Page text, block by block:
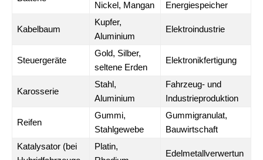
Nickel, Mangan
Energiespeicher
Kabelbaum
Kupfer,
Aluminium
Elektroindustrie
Steuergeräte
Gold, Silber,
seltene Erden
Elektronikfertigung
Karosserie
Stahl,
Aluminium
Fahrzeug- und
Industrieproduktion
Reifen
Gummi,
Stahlgewebe
Gummigranulat,
Bauwirtschaft
Katalysator (bei
Platin,
Edelmetallverwertun